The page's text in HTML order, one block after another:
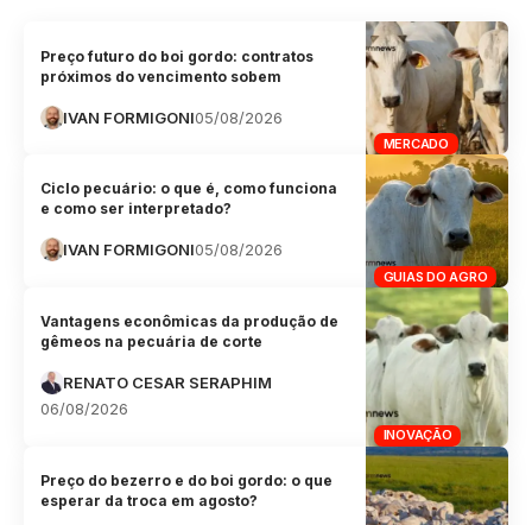
MERCADO
Preço futuro do boi gordo: contratos
próximos do vencimento sobem
IVAN FORMIGONI05/08/2026
GUIAS DO AGRO
Ciclo pecuário: o que é, como funciona
e como ser interpretado?
IVAN FORMIGONI05/08/2026
INOVAÇÃO
Vantagens econômicas da produção de
gêmeos na pecuária de corte
RENATO CESAR SERAPHIM
06/08/2026
Preço do bezerro e do boi gordo: o que
esperar da troca em agosto?